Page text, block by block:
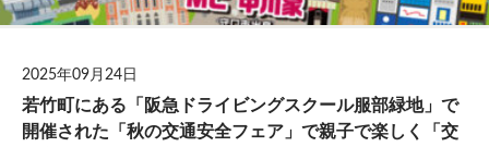
2025年09月24日
若竹町にある「阪急ドライビングスクール服部緑地」で
開催された「秋の交通安全フェア」で親子で楽しく「交